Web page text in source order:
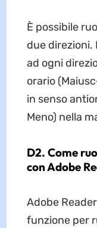
È possibile
due direzioni.
ad ogni
orario
in senso
Meno) nella
D2. Come
con Adobe
Adobe
funzione per